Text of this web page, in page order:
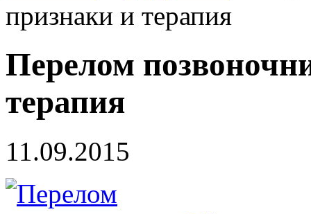
признаки и терапия
Перелом
терапия
11.09.2015